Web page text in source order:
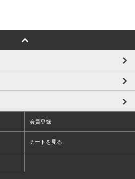
会員登録
カートを見る